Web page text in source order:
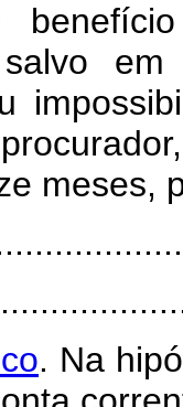
salvo
meses,
. Na